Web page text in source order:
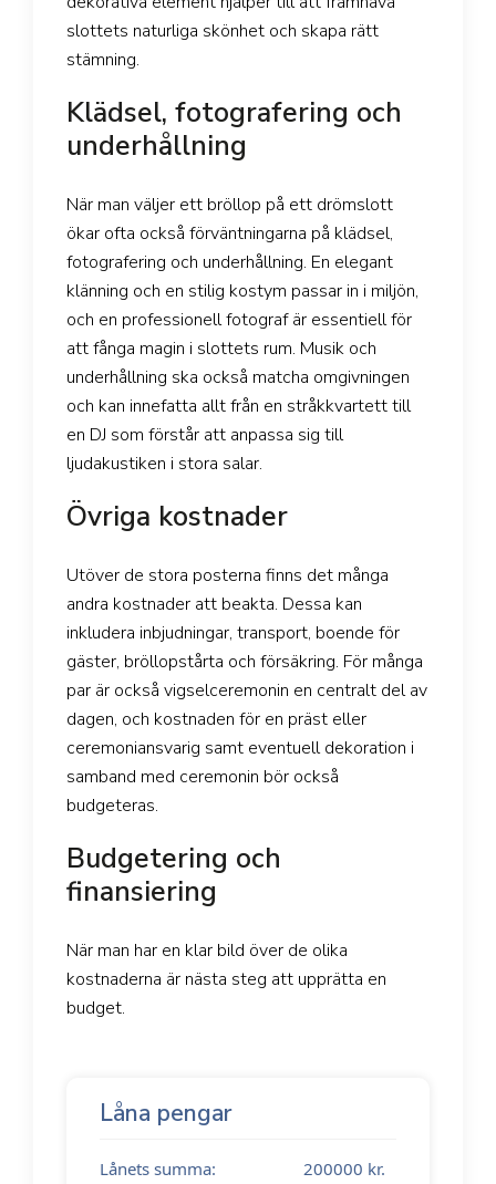
slottets naturliga skönhet och skapa rätt
stämning.
Klädsel, fotografering och
underhållning
När man väljer ett bröllop på ett drömslott
ökar ofta också förväntningarna på klädsel,
fotografering och underhållning. En elegant
klänning och en stilig kostym passar in i miljön,
och en professionell fotograf är essentiell för
att fånga magin i slottets rum. Musik och
underhållning ska också matcha omgivningen
och kan innefatta allt från en stråkkvartett till
en DJ som förstår att anpassa sig till
ljudakustiken i stora salar.
Övriga kostnader
Utöver de stora posterna finns det många
andra kostnader att beakta. Dessa kan
inkludera inbjudningar, transport, boende för
gäster, bröllopstårta och försäkring. För många
par är också vigselceremonin en centralt del av
dagen, och kostnaden för en präst eller
ceremoniansvarig samt eventuell dekoration i
samband med ceremonin bör också
budgeteras.
Budgetering och
finansiering
När man har en klar bild över de olika
kostnaderna är nästa steg att upprätta en
budget.
Låna pengar
Lånets summa: 200000 kr.